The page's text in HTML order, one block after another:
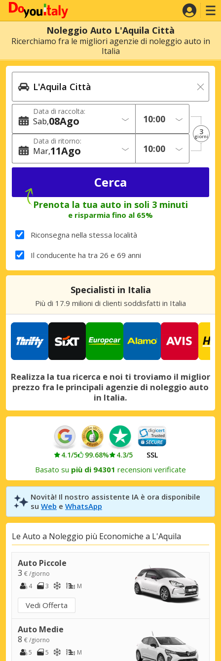
Noleggio Auto L'Aquila Città
Ricerchiamo fra le migliori agenzie di noleggio auto in
Italia
Data di raccolta:
Sab 08Ago
Data di ritorno:
Mar 11Ago
3
giorni
Prenota la tua auto in soli 3 minuti
e risparmia fino al 65%
Riconsegna nella stessa località
Il conducente ha tra 26 e 69 anni
Specialisti in Italia
Più di 17.9 milioni di clienti soddisfatti in Italia
Realizza la tua ricerca e noi ti troviamo il miglior
prezzo fra le principali agenzie di noleggio auto
in Italia.
4.1/5 99.68% 4.3/5 SSL
Basato su più di 94301 recensioni verificate
Novità! Il nostro assistente IA è ora disponibile
su Web e WhatsApp
Le Auto a Noleggio più Economiche a L'Aquila
Auto Piccole
3 € /giorno
4
3 M
Vedi Offerta
Auto Medie
8 € /giorno
5
5 M